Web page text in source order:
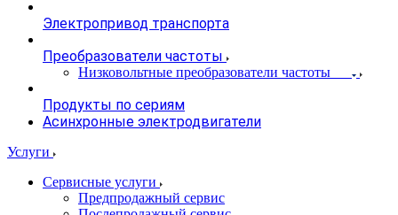
Электропривод транспорта
Преобразователи частоты
Низковольтные преобразователи частоты
Продукты по сериям
Асинхронные электродвигатели
Услуги
Сервисные услуги
Предпродажный сервис